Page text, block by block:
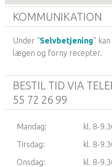
KOMMUNIKATION
Under “Selvbetjening”
lægen og forny recepter.
BESTIL TID VIA
55 72 26 99
Mandag:
kl. 8-
Tirsdag:
kl. 8-
Onsdag:
kl. 8-